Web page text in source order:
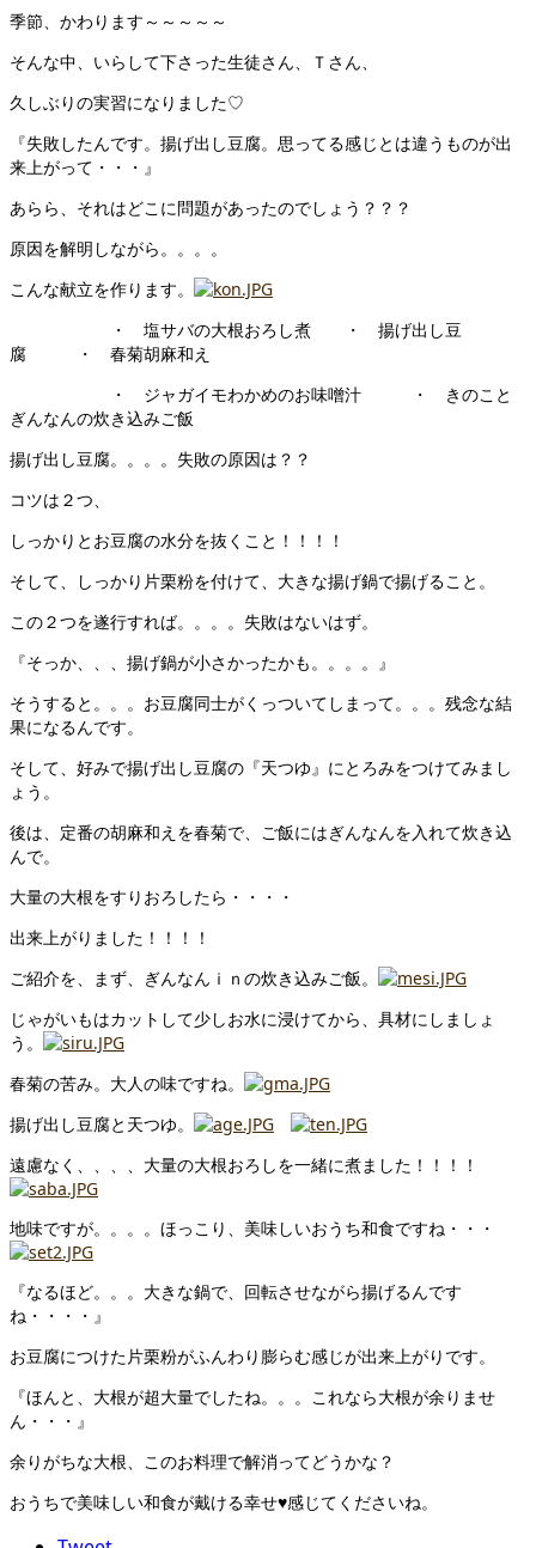
季節、かわります～～～～～
そんな中、いらして下さった生徒さん、Ｔさん、
久しぶりの実習になりました♡
『失敗したんです。揚げ出し豆腐。思ってる感じとは違うものが出
来上がって・・・』
あらら、それはどこに問題があったのでしょう？？？
原因を解明しながら。。。。
こんな献立を作ります。
・ 塩サバの大根おろし煮 ・ 揚げ出し豆
腐 ・ 春菊胡麻和え
・ ジャガイモわかめのお味噌汁 ・ きのこと
ぎんなんの炊き込みご飯
揚げ出し豆腐。。。。失敗の原因は？？
コツは２つ、
しっかりとお豆腐の水分を抜くこと！！！！
そして、しっかり片栗粉を付けて、大きな揚げ鍋で揚げること。
この２つを遂行すれば。。。。失敗はないはず。
『そっか、、、揚げ鍋が小さかったかも。。。。』
そうすると。。。お豆腐同士がくっついてしまって。。。残念な結
果になるんです。
そして、好みで揚げ出し豆腐の『天つゆ』にとろみをつけてみまし
ょう。
後は、定番の胡麻和えを春菊で、ご飯にはぎんなんを入れて炊き込
んで。
大量の大根をすりおろしたら・・・・
出来上がりました！！！！
ご紹介を、まず、ぎんなんｉｎの炊き込みご飯。
じゃがいもはカットして少しお水に浸けてから、具材にしましょ
う。
春菊の苦み。大人の味ですね。
揚げ出し豆腐と天つゆ。
遠慮なく、、、、大量の大根おろしを一緒に煮ました！！！！
地味ですが。。。。ほっこり、美味しいおうち和食ですね・・・
『なるほど。。。大きな鍋で、回転させながら揚げるんです
ね・・・・』
お豆腐につけた片栗粉がふんわり膨らむ感じが出来上がりです。
『ほんと、大根が超大量でしたね。。。これなら大根が余りませ
ん・・・』
余りがちな大根、このお料理で解消ってどうかな？
おうちで美味しい和食が戴ける幸せ♥感じてくださいね。